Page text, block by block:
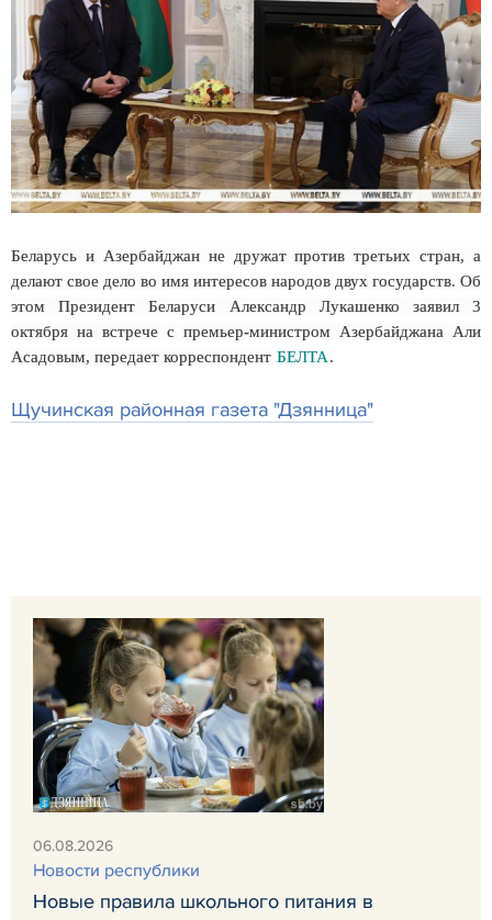
Беларусь и Азербайджан не дружат против третьих стран, а
делают свое дело во имя интересов народов двух государств. Об
этом Президент Беларуси Александр Лукашенко заявил 3
октября на встрече с премьер-министром Азербайджана Али
Асадовым, передает корреспондент БЕЛТА.
Щучинская районная газета "Дзянница"
06.08.2026
Новости республики
Новые правила школьного питания в